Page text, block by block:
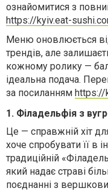
ознайомитися з
https://kyiv.eat-
Меню оновлюється
трендів, але
кожному ролику —
ідеальна подача.
за посиланням https://
1. Філадельфія з
Це — справжній хіт
хоче спробувати її в
традиційній
який надає страві
поєднанні з